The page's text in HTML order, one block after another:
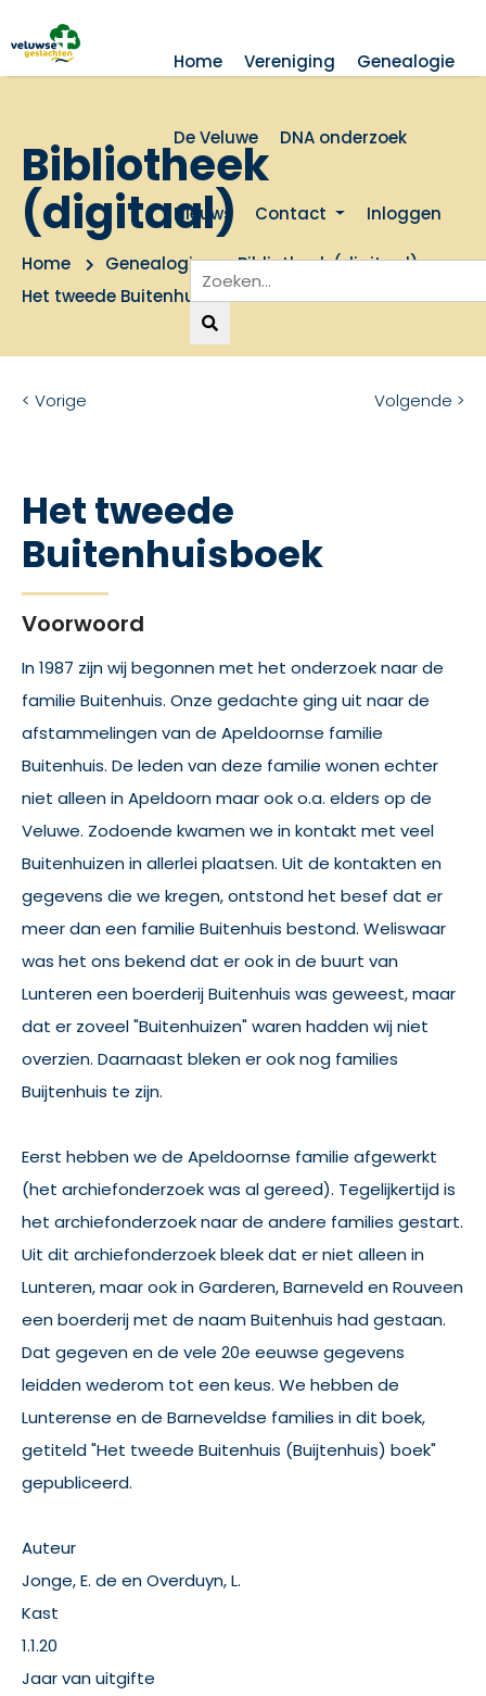
Home Vereniging Genealogie
De Veluwe DNA onderzoek
Nieuws Contact Inloggen
Bibliotheek
(digitaal)
Home Genealogie
Bibliotheek (digitaal)
Het tweede Buitenhuisboek
< Vorige Volgende >
Het tweede
Buitenhuisboek
Voorwoord
In 1987 zijn wij begonnen met het onderzoek naar de
familie Buitenhuis. Onze gedachte ging uit naar de
afstammelingen van de Apeldoornse familie
Buitenhuis. De leden van deze familie wonen echter
niet alleen in Apeldoorn maar ook o.a. elders op de
Veluwe. Zodoende kwamen we in kontakt met veel
Buitenhuizen in allerlei plaatsen. Uit de kontakten en
gegevens die we kregen, ontstond het besef dat er
meer dan een familie Buitenhuis bestond. Weliswaar
was het ons bekend dat er ook in de buurt van
Lunteren een boerderij Buitenhuis was geweest, maar
dat er zoveel "Buitenhuizen" waren hadden wij niet
overzien. Daarnaast bleken er ook nog families
Buijtenhuis te zijn.
Eerst hebben we de Apeldoornse familie afgewerkt
(het archiefonderzoek was al gereed). Tegelijkertijd is
het archiefonderzoek naar de andere families gestart.
Uit dit archiefonderzoek bleek dat er niet alleen in
Lunteren, maar ook in Garderen, Barneveld en Rouveen
een boerderij met de naam Buitenhuis had gestaan.
Dat gegeven en de vele 20e eeuwse gegevens
leidden wederom tot een keus. We hebben de
Lunterense en de Barneveldse families in dit boek,
getiteld "Het tweede Buitenhuis (Buijtenhuis) boek"
gepubliceerd.
Auteur
Jonge, E. de en Overduyn, L.
Kast
1.1.20
Jaar van uitgifte